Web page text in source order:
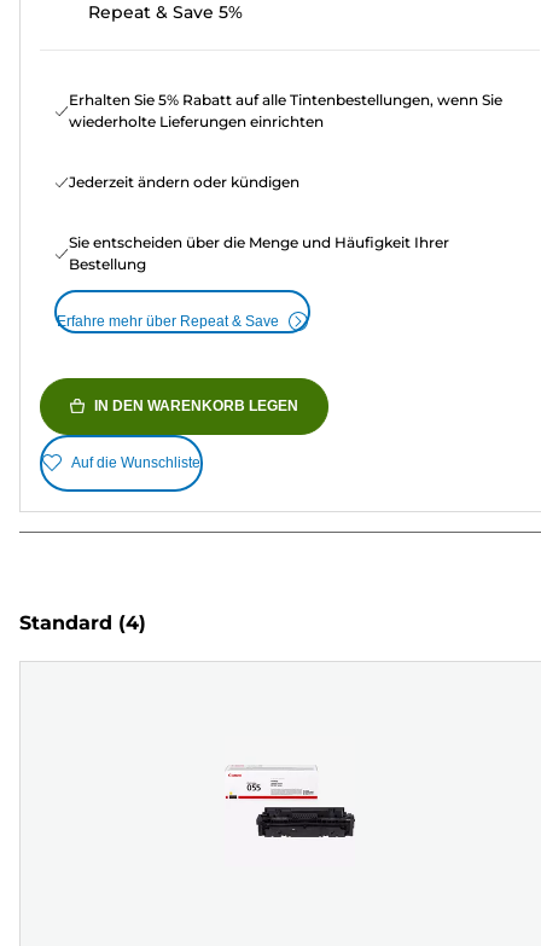
Repeat & Save 5%
Erhalten Sie 5% Rabatt auf alle Tintenbestellungen, wenn Sie
wiederholte Lieferungen einrichten
Jederzeit ändern oder kündigen
Sie entscheiden über die Menge und Häufigkeit Ihrer
Bestellung
Erfahre mehr über Repeat & Save
IN DEN WARENKORB LEGEN
Auf die Wunschliste
Standard (4)